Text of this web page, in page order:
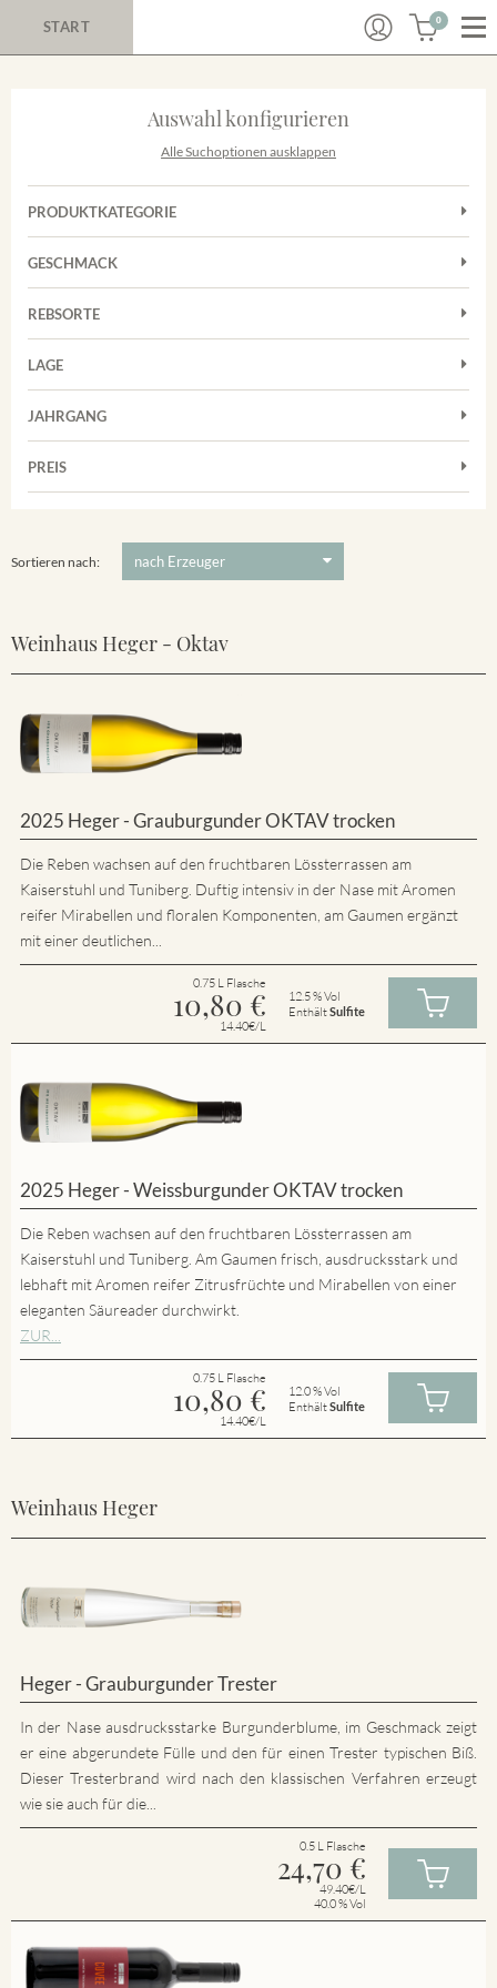
START 0
Auswahl konfigurieren
Alle Suchoptionen ausklappen
PRODUKTKATEGORIE
Cuvées
Sekt
Weißwein
GESCHMACK
Trocken
REBSORTE
Cuvée
Spätburgunder
LAGE
Merdinger Bühl
JAHRGANG
PREIS
Sortieren nach:
Weinhaus Heger - Oktav
2025 Heger - Grauburgunder OKTAV trocken
Die Reben wachsen auf den fruchtbaren Lössterrassen am
Kaiserstuhl und Tuniberg. Duftig intensiv in der Nase mit Aromen
reifer Mirabellen und floralen Komponenten, am Gaumen ergänzt
mit einer deutlichen...
0.75 L Flasche
10,80 €
14.40€/L
12.5 % Vol
EnthältSulfite
2025 Heger - Weissburgunder OKTAV trocken
Die Reben wachsen auf den fruchtbaren Lössterrassen am
Kaiserstuhl und Tuniberg. Am Gaumen frisch, ausdrucksstark und
lebhaft mit Aromen reifer Zitrusfrüchte und Mirabellen von einer
eleganten Säureader durchwirkt.
ZUR...
0.75 L Flasche
10,80 €
14.40€/L
12.0 % Vol
EnthältSulfite
Weinhaus Heger
Heger - Grauburgunder Trester
In der Nase ausdrucksstarke Burgunderblume, im Geschmack zeigt
er eine abgerundete Fülle und den für einen Trester typischen Biß.
Dieser Tresterbrand wird nach den klassischen Verfahren erzeugt
wie sie auch für die...
0.5 L Flasche
24,70 €
49.40€/L
40.0 % Vol